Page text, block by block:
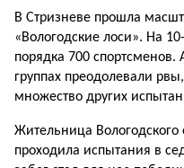
В Стризневе прошла
«Вологодские лоси». На
порядка 700 спортсменов.
группах преодолевали
множество других
Жительница Вологодского
проходила испытания в